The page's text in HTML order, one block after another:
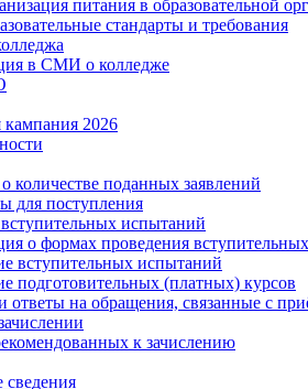
питания в образовательной
стандарты и требования
в СМИ о колледже
2026
количестве поданных заявлений
для поступления
испытаний
о формах проведения
вступительных испытаний
подготовительных (платных) курсов
ответы на обращения, связанные с
к зачислению